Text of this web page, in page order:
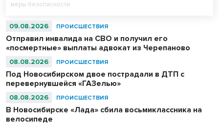
меры безопасности.
09.08.2026 ПРОИСШЕСТВИЯ
Отправил инвалида на СВО и получил его
«посмертные» выплаты адвокат из Черепаново
08.08.2026 ПРОИСШЕСТВИЯ
Под Новосибирском двое пострадали в ДТП с
перевернувшейся «ГАЗелью»
08.08.2026 ПРОИСШЕСТВИЯ
В Новосибирске «Лада» сбила восьмиклассника на
велосипеде